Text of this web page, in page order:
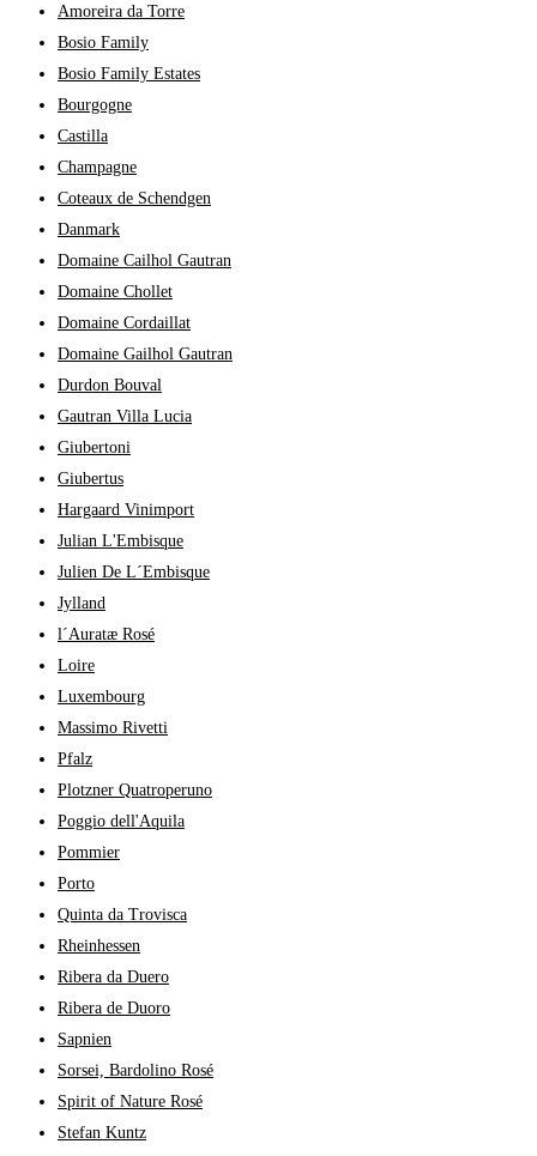
Amoreira da Torre
Bosio Family
Bosio Family Estates
Bourgogne
Castilla
Champagne
Coteaux de Schendgen
Danmark
Domaine Cailhol Gautran
Domaine Chollet
Domaine Cordaillat
Domaine Gailhol Gautran
Durdon Bouval
Gautran Villa Lucia
Giubertoni
Giubertus
Hargaard Vinimport
Julian L'Embisque
Julien De L´Embisque
Jylland
l´Auratæ Rosé
Loire
Luxembourg
Massimo Rivetti
Pfalz
Plotzner Quatroperuno
Poggio dell'Aquila
Pommier
Porto
Quinta da Trovisca
Rheinhessen
Ribera da Duero
Ribera de Duoro
Sapnien
Sorsei, Bardolino Rosé
Spirit of Nature Rosé
Stefan Kuntz